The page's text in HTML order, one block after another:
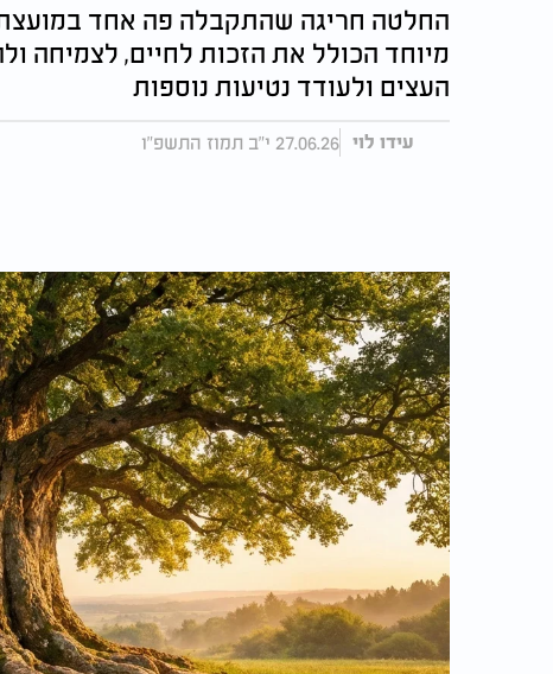
החלטה חריגה שהתקבלה פה אחד
מיוחד הכולל את הזכות לחיים, לצמיחה
העצים ולעודד נטיעות נוספות
עידו לוי 27.06.26 י"ב תמוז התשפ"ו